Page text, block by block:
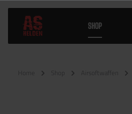
SHOP
Home Shop Airsoftwaffen